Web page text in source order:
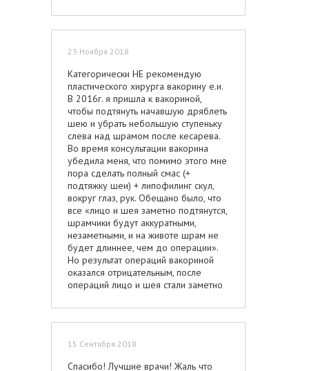
удаленных желтых узелков жировых-
ужас. Результат отличный, цена сильно
дома уже. Реабилитация 2 недели
синяков , можно выходить, но лицо,
как будто рыдала накануне. Со 2го
месяца все прекрасно, очень
довольна. Теперь только к Пенаеву
хожу.
23 Ноября 2018
Категорически НЕ рекомендую
пластического хирурга вакорину е.и.
В 2016г. я пришла к вакориной,
чтобы подтянуть начавшую дряблеть
шею и убрать небольшую ступеньку
слева над шрамом после кесарева.
Во время консультации вакорина
убедила меня, что помимо этого мне
пора сделать полный смас (+
подтяжку шеи) + липофилинг скул,
вокруг глаз, рук. Обещано было, что
все «лицо и шея заметно подтянутся,
шрамчики будут аккуратными,
незаметными, и на животе шрам не
будет длиннее, чем до операции».
Но результат операций вакориной
оказался отрицательным, после
операций лицо и шея стали заметно
обрушила мне смас в низ лица, чем
подарила брыли, также вертикальный
тяж на шее от подбородка до
15 Сентября 2018
Спасибо! Лучшие врачи! Жаль что